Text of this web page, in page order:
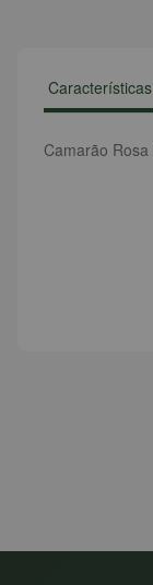
Características
Camarão